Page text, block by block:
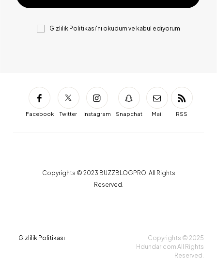
Gizlilik Politikası'nı okudum ve kabul ediyorum
Facebook Twitter Instagram Snapchat Mail RSS
Copyrights © 2023 BUZZBLOGPRO. All Rights
Reserved.
Gizlilik Politikası
Copyrights © 2025
Hdundar.com All Rights
Reserved.